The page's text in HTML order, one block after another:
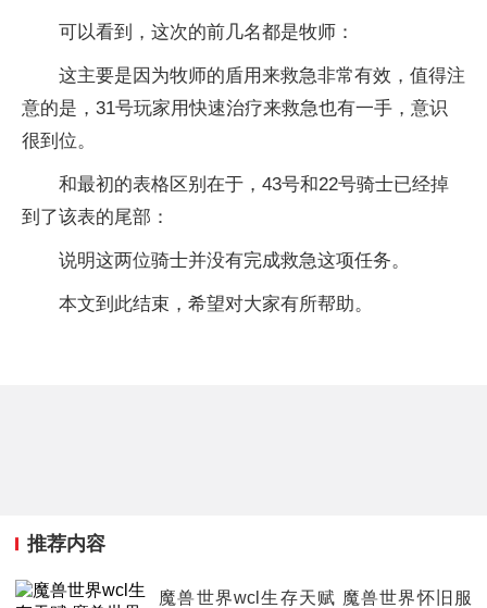
可以看到，这次的前几名都是牧师：
这主要是因为牧师的盾用来救急非常有效，值得注
意的是，31号玩家用快速治疗来救急也有一手，意识
很到位。
和最初的表格区别在于，43号和22号骑士已经掉
到了该表的尾部：
说明这两位骑士并没有完成救急这项任务。
本文到此结束，希望对大家有所帮助。
推荐内容
魔兽世界wcl生存天赋 魔兽世界怀旧服